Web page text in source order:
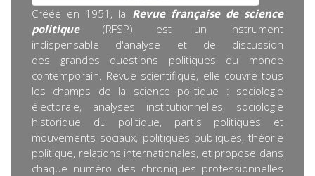
Créée en 1951, la Revue française de science
politique(RFSP) est un instrument
indispensable d'analyse et de discussion
des grandes questions politiques du monde
contemporain. Revue scientifique, elle couvre tous
les champs de la science politique : sociologie
électorale, analyses institutionnelles, sociologie
historique du politique, partis politiques et
mouvements sociaux, politiques publiques, théorie
politique, relations internationales, et propose dans
chaque numéro des chroniques professionnelles